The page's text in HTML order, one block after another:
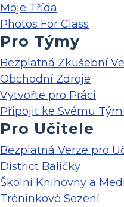
Moje Třída
Photos For Class
Pro Týmy
Bezplatná Zkušební
Obchodní Zdroje
Vytvořte pro Práci
Připojit ke Svému
Pro Učitele
Bezplatná Verze pro
District Balíčky
Školní Knihovny a
Tréninkové Sezení